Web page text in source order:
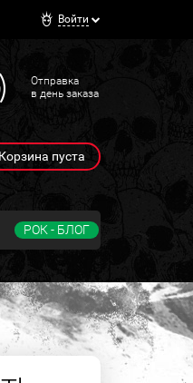
Войти
Отправка
в день заказа
Корзина пуста
РОК - БЛОГ